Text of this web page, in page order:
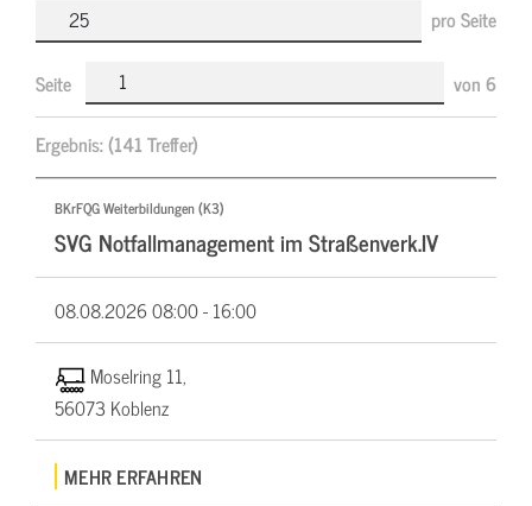
pro Seite
Seite von6
Ergebnis:(141 Treffer)
BKrFQG Weiterbildungen (K3)
SVG Notfallmanagement im Straßenverk.IV
08.08.202608:00 - 16:00
Moselring 11,
56073 Koblenz
MEHR ERFAHREN